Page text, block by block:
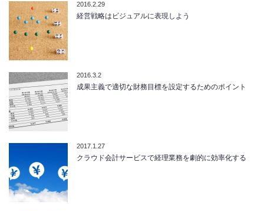
2016.2.29
経営戦略はビジュアルに表現しよう
2016.3.2
成果主義で適切な財務目標を設定するためのポイント
2017.1.27
クラウド会計サービスで経理業務を劇的に効率化する